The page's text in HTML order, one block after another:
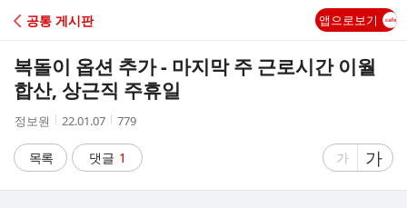
C
공통 게시판 앱으로보기
복돌이 옵션 추가 - 마지막 주 근로시간 이월
합산, 상근직 주휴일
작
자
정보원
작
시
간
22.01.07
조
수
779
목록 댓글 1
글
가
글
자
가